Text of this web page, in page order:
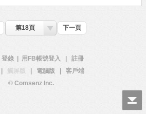
第18頁 下一頁
登錄 用FB帳號登入
註冊
觸屏版 電腦版
客戶端
© Comsenz Inc.